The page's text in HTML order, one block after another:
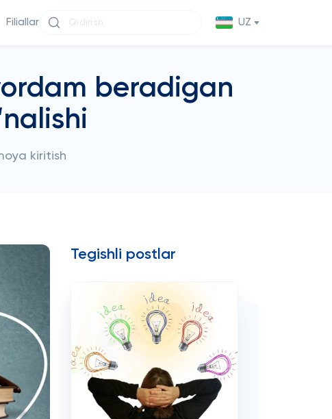
Filiallar UZ
beradigan
kiritish
Tegishli postlar